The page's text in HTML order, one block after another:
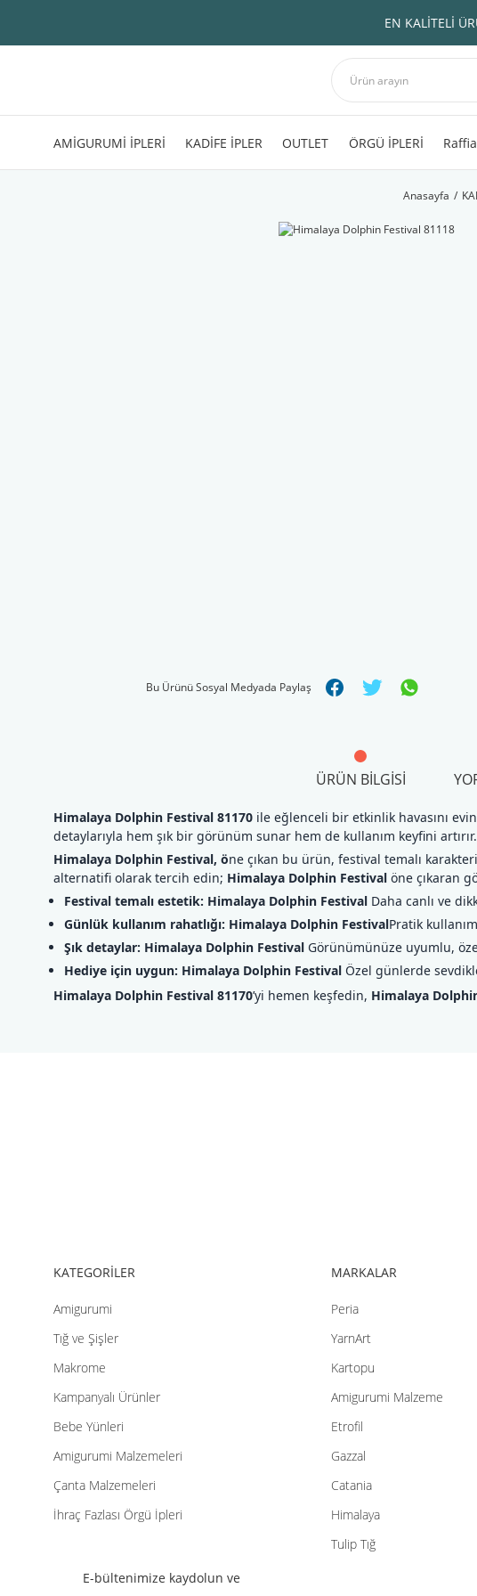
EN KALİTELİ
AMİGURUMİ İPLERİ KADİFE İPLER OUTLET ÖRGÜ İPLERİ
Anasayfa
Bu Ürünü Sosyal Medyada Paylaş
ÜRÜN BILGISI
Himalaya Dolphin Festival 81170 ile eğlenceli bir etkinlik havasını
detaylarıyla hem şık bir görünüm sunar hem de kullanım keyfini artırır.
Himalaya Dolphin Festival, öne çıkan bu ürün, festival temalı
alternatifi olarak tercih edin; Himalaya Dolphin Festival öne çıkaran
Festival temalı estetik: Himalaya Dolphin Festival Daha canlı ve
Günlük kullanım rahatlığı: Himalaya Dolphin FestivalPratik
Şık detaylar: Himalaya Dolphin Festival Görünümünüze uyumlu,
Hediye için uygun: Himalaya Dolphin Festival Özel günlerde
Himalaya Dolphin Festival 81170’yi hemen keşfedin, Himalaya
KATEGORİLER
Amigurumi
Tığ ve Şişler
Makrome
Kampanyalı Ürünler
Bebe Yünleri
Amigurumi Malzemeleri
Çanta Malzemeleri
İhraç Fazlası Örgü İpleri
MARKALAR
Peria
YarnArt
Kartopu
Amigurumi Malzeme
Etrofil
Gazzal
Catania
Himalaya
Tulip Tığ
E-bültenimize kaydolun ve